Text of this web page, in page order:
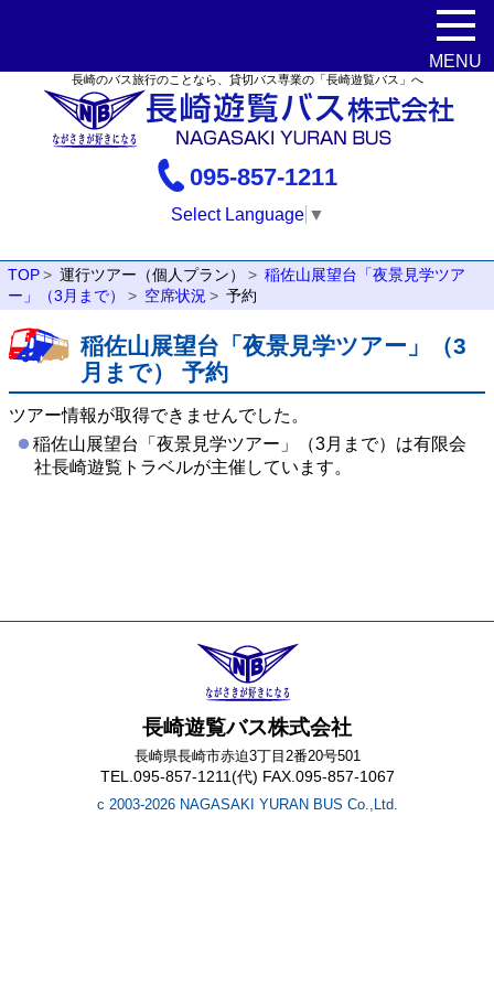
長崎のバス旅行のことなら、貸切バス専業の「長崎遊覧バス」へ
095-857-1211
Select Language ▼
TOP 運行ツアー（個人プラン）
稲佐山展望台「夜景見学ツア
ー」（3月まで）
空席状況 予約
稲佐山展望台「夜景見学ツアー」（3
月まで） 予約
ツアー情報が取得できませんでした。
稲佐山展望台「夜景見学ツアー」（3月まで）は有限会
社長崎遊覧トラベルが主催しています。
長崎遊覧バス株式会社
長崎県長崎市赤迫3丁目2番20号501
TEL.095-857-1211(代) FAX.095-857-1067
c 2003-2026 NAGASAKI YURAN BUS Co.,Ltd.